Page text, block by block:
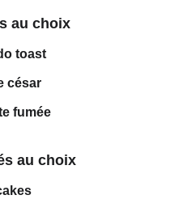
au choix
toast
césar
fumée
au choix